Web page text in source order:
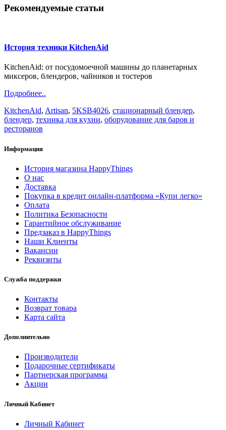
Рекомендуемые статьи
История техники KitchenAid
KitchenAid: от посудомоечной машины до планетарных
миксеров, блендеров, чайников и тостеров
Подробнее..
KitchenAid, Artisan, 5KSB4026, стационарный блендер,
блендер, техника для кухни, оборудование для баров и
ресторанов
Информация
История магазина HappyThings
О нас
Доставка
Покупка в кредит онлайн-платформа «Купи легко»
Оплата
Политика Безопасности
Гарантийное обслуживание
Предзаказ в HappyThings
Наши Клиенты
Вакансии
Реквизиты
Служба поддержки
Контакты
Возврат товара
Карта сайта
Дополнительно
Производители
Подарочные сертификаты
Партнерская программа
Акции
Личный Кабинет
Личный Кабинет